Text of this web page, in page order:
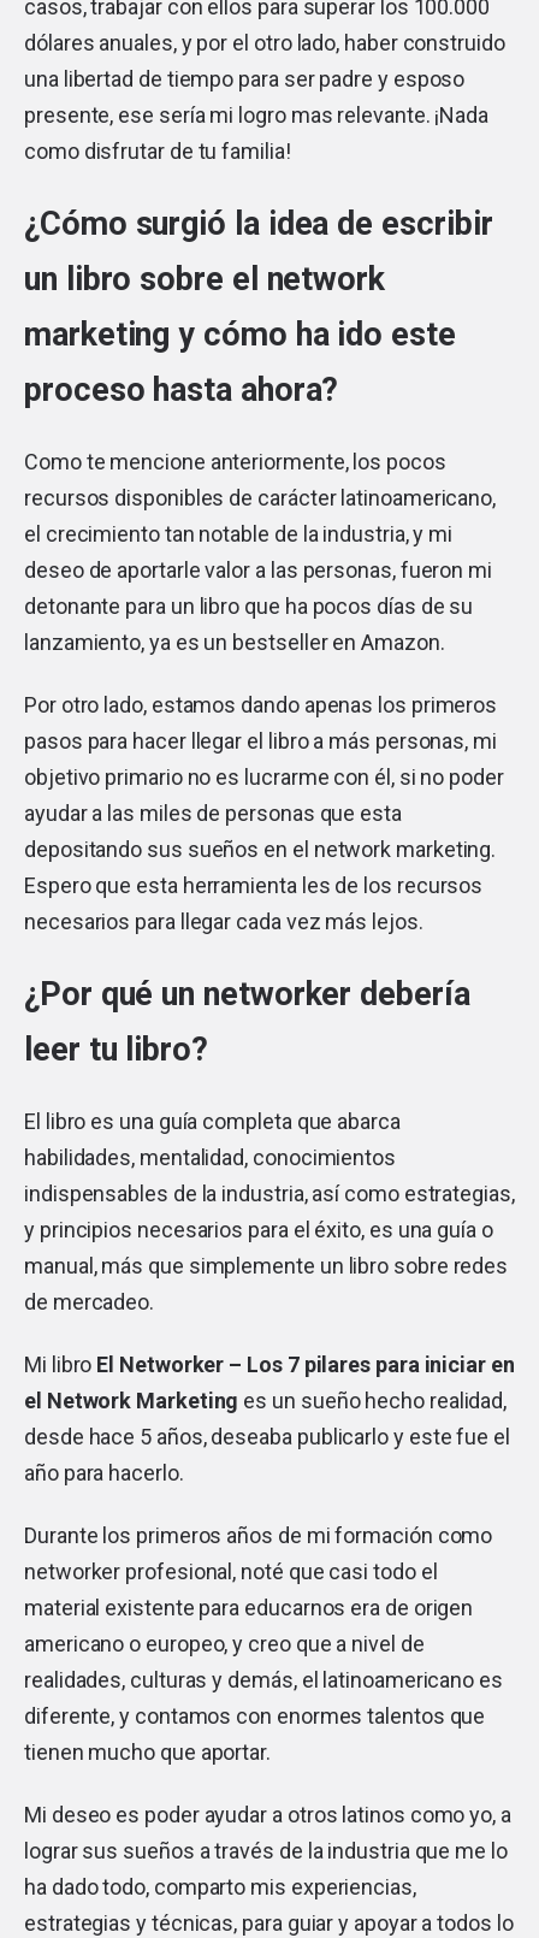
casos, trabajar con ellos para superar los 100.000
dólares anuales, y por el otro lado, haber construido
una libertad de tiempo para ser padre y esposo
presente, ese sería mi logro mas relevante. ¡Nada
como disfrutar de tu familia!
¿Cómo surgió la idea de escribir
un libro sobre el network
marketing y cómo ha ido este
proceso hasta ahora?
Como te mencione anteriormente, los pocos
recursos disponibles de carácter latinoamericano,
el crecimiento tan notable de la industria, y mi
deseo de aportarle valor a las personas, fueron mi
detonante para un libro que ha pocos días de su
lanzamiento, ya es un bestseller en Amazon.
Por otro lado, estamos dando apenas los primeros
pasos para hacer llegar el libro a más personas, mi
objetivo primario no es lucrarme con él, si no poder
ayudar a las miles de personas que esta
depositando sus sueños en el network marketing.
Espero que esta herramienta les de los recursos
necesarios para llegar cada vez más lejos.
¿Por qué un networker debería
leer tu libro?
El libro es una guía completa que abarca
habilidades, mentalidad, conocimientos
indispensables de la industria, así como estrategias,
y principios necesarios para el éxito, es una guía o
manual, más que simplemente un libro sobre redes
de mercadeo.
Mi libro El Networker – Los 7 pilares para iniciar en
el Network Marketing es un sueño hecho realidad,
desde hace 5 años, deseaba publicarlo y este fue el
año para hacerlo.
Durante los primeros años de mi formación como
networker profesional, noté que casi todo el
material existente para educarnos era de origen
americano o europeo, y creo que a nivel de
realidades, culturas y demás, el latinoamericano es
diferente, y contamos con enormes talentos que
tienen mucho que aportar.
Mi deseo es poder ayudar a otros latinos como yo, a
lograr sus sueños a través de la industria que me lo
ha dado todo, comparto mis experiencias,
estrategias y técnicas, para guiar y apoyar a todos lo